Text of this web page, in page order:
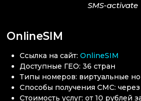
SMS-activate
OnlineSIM
Ссылка на сайт:OnlineSIM
Доступные ГЕО: 36 стран
Типы номеров: виртуальные
Способы получения СМС:
Стоимость услуг: от 10 рублей